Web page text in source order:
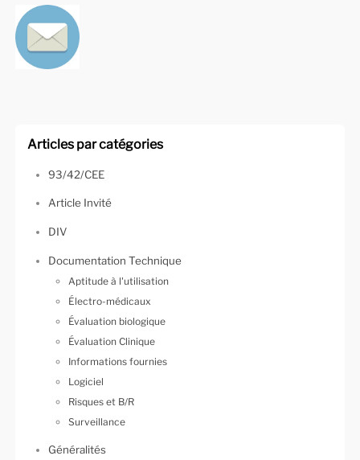
Articles par catégories
93/42/CEE
Article Invité
DIV
Documentation Technique
Aptitude à l'utilisation
Électro-médicaux
Évaluation biologique
Évaluation Clinique
Informations fournies
Logiciel
Risques et B/R
Surveillance
Généralités